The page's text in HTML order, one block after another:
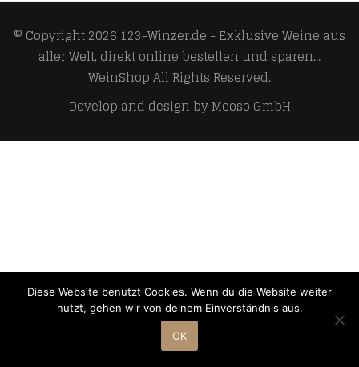
© Copyright 2026 123-Winzer.de - Exklusive Weine aus
aller Welt, direkt online bestellen und sparen...
WeinShopAll Rights Reserved.
Develop and design byMeoso GmbH
Diese Website benutzt Cookies. Wenn du die Website weiter
nutzt, gehen wir von deinem Einverständnis aus.
OK